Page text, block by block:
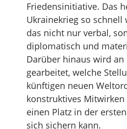
Friedensinitiative. Das
Ukrainekrieg so schnell
das nicht nur verbal,
diplomatisch und
Darüber hinaus wird an
gearbeitet, welche
künftigen neuen
konstruktives
einen Platz in der
sich sichern kann.